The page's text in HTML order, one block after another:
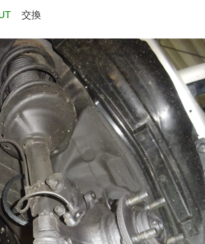
交換